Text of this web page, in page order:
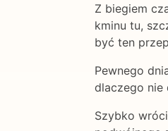
Z biegiem
kminu tu,
być ten
Pewnego
dlaczego nie
Szybko